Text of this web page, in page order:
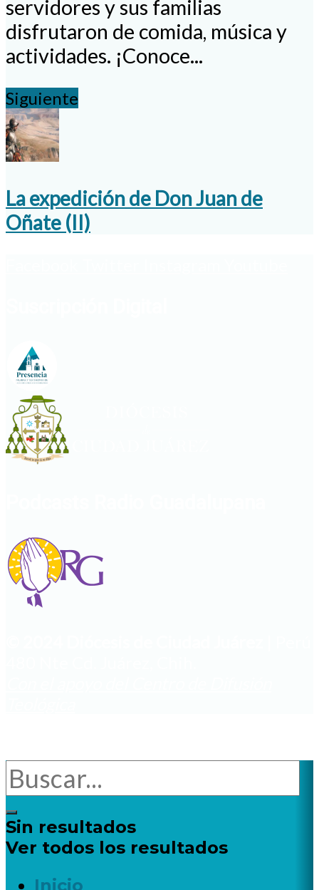
servidores y sus familias
disfrutaron de comida, música y
actividades. ¡Conoce...
Siguiente
La expedición de Don Juan de
Oñate (II)
Sin resultados
Ver todos los resultados
Inicio